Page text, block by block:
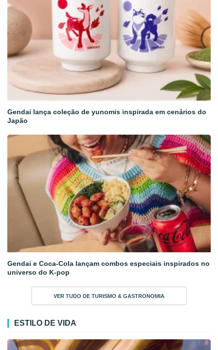
Gendai lança coleção de yunomis inspirada em cenários do
Japão
Gendai e Coca-Cola lançam combos especiais inspirados no
universo do K-pop
VER TUDO DE TURISMO & GASTRONOMIA
ESTILO DE VIDA